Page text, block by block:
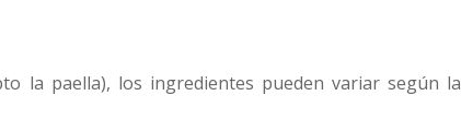
la paella), los ingredientes pueden variar según la